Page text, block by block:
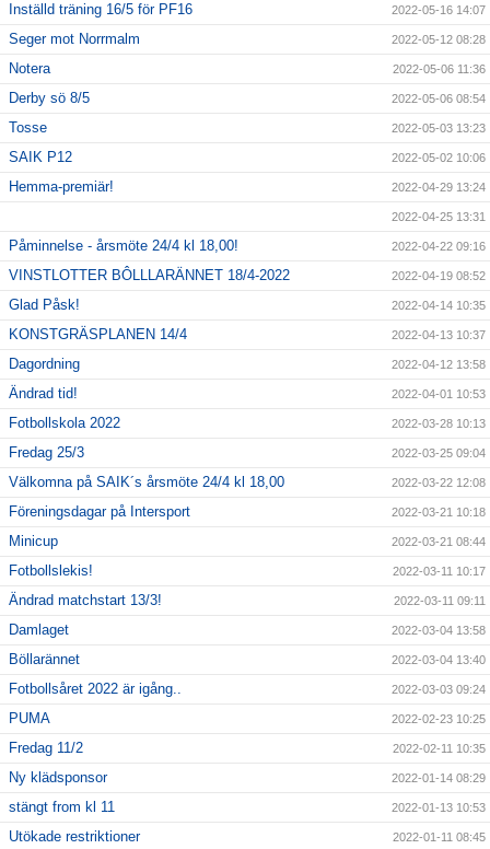
Inställd träning 16/5 för PF16 2022-05-16 14:07
Seger mot Norrmalm 2022-05-12 08:28
Notera 2022-05-06 11:36
Derby sö 8/5 2022-05-06 08:54
Tosse 2022-05-03 13:23
SAIK P12 2022-05-02 10:06
Hemma-premiär! 2022-04-29 13:24
2022-04-25 13:31
Påminnelse - årsmöte 24/4 kl 18,00! 2022-04-22 09:16
VINSTLOTTER BÔLLLARÄNNET 18/4-2022 2022-04-19 08:52
Glad Påsk! 2022-04-14 10:35
KONSTGRÄSPLANEN 14/4 2022-04-13 10:37
Dagordning 2022-04-12 13:58
Ändrad tid! 2022-04-01 10:53
Fotbollskola 2022 2022-03-28 10:13
Fredag 25/3 2022-03-25 09:04
Välkomna på SAIK´s årsmöte 24/4 kl 18,00 2022-03-22 12:08
Föreningsdagar på Intersport 2022-03-21 10:18
Minicup 2022-03-21 08:44
Fotbollslekis! 2022-03-11 10:17
Ändrad matchstart 13/3! 2022-03-11 09:11
Damlaget 2022-03-04 13:58
Böllarännet 2022-03-04 13:40
Fotbollsåret 2022 är igång.. 2022-03-03 09:24
PUMA 2022-02-23 10:25
Fredag 11/2 2022-02-11 10:35
Ny klädsponsor 2022-01-14 08:29
stängt from kl 11 2022-01-13 10:53
Utökade restriktioner 2022-01-11 08:45